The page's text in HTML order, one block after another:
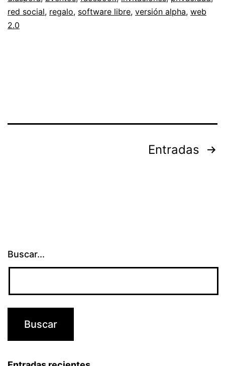
a
red social, regalo, software libre, versión alpha, web
2.0
Entradas
Buscar...